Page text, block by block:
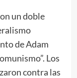
un doble
de Adam
Los
contra las